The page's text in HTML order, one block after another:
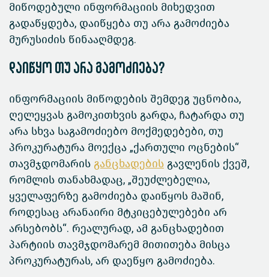
მიწოდებული ინფორმაციის მიხედვით
გადაწყდება, დაიწყება თუ არა გამოძიება
მურუსიძის წინააღმდეგ.
დაიწყო თუ არა გამოძიება?
ინფორმაციის მიწოდების შემდეგ უცნობია,
ღელეყვას გამოკითხვის გარდა, ჩატარდა თუ
არა სხვა საგამოძიებო მოქმედებები, თუ
პროკურატურა მოექცა „ქართული ოცნების“
თავმჯდომარის განცხადების გავლენის ქვეშ,
რომლის თანახმადაც, „შეუძლებელია,
ყველაფერზე გამოძიება დაიწყოს მაშინ,
როდესაც არანაირი მტკიცებულებები არ
არსებობს“. რეალურად, ამ განცხადებით
პარტიის თავმჯდომარემ მითითება მისცა
პროკურატურას, არ დაეწყო გამოძიება.